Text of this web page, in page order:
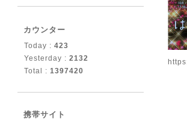
カウンター
Today : 423
Yesterday : 2132
Total : 1397420
携帯サイト